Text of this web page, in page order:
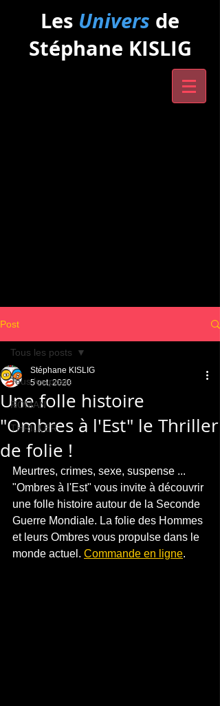
Les Univers de
Stéphane KISLIG
Post
Tous les posts
ROMAN
THRILLER
Tous les posts
Une folle histoire
"Ombres à l'Est" le Thriller
de folie !
Stéphane KISLIG
5 oct. 2020
Meurtres, crimes, sexe, suspense ...
"Ombres à l'Est" vous invite à découvrir
une folle histoire autour de la Seconde
Guerre Mondiale. La folie des Hommes
et leurs Ombres vous propulse dans le
monde actuel. Commande en ligne.